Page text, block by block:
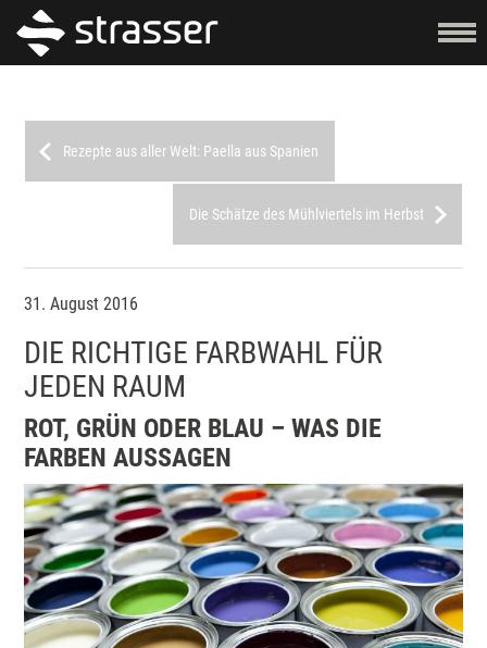
Rezepte aus aller Welt: Paella aus Spanien
Die Schätze des Mühlviertels im Herbst
31. August 2016
DIE RICHTIGE FARBWAHL FÜR
JEDEN RAUM
ROT, GRÜN ODER BLAU – WAS DIE
FARBEN AUSSAGEN